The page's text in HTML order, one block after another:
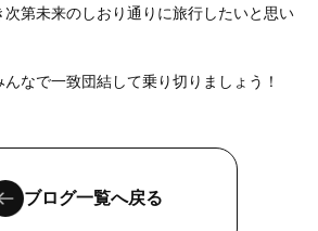
第未来のしおり通りに旅行したいと思い
なで一致団結して乗り切りましょう！
ブログ一覧へ戻る